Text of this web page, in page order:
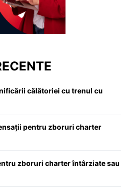
călătoriei cu trenul cu
pentru zboruri charter
zboruri charter întârziate sau